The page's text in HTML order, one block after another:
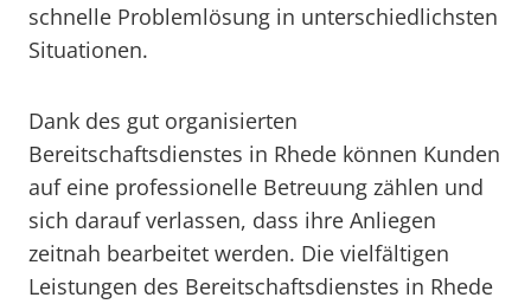
schnelle Problemlösung in unterschiedlichsten
Situationen.
Dank des gut organisierten
Bereitschaftsdienstes in Rhede können Kunden
auf eine professionelle Betreuung zählen und
sich darauf verlassen, dass ihre Anliegen
zeitnah bearbeitet werden. Die vielfältigen
Leistungen des Bereitschaftsdienstes in Rhede